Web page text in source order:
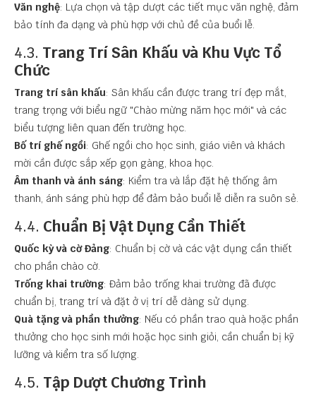
Văn nghệ: Lựa chọn và tập dượt các tiết mục văn nghệ, đảm
bảo tính đa dạng và phù hợp với chủ đề của buổi lễ.
4.3. Trang Trí Sân Khấu và Khu Vực Tổ
Chức
Trang trí sân khấu: Sân khấu cần được trang trí đẹp mắt,
trang trọng với biểu ngữ "Chào mừng năm học mới" và các
biểu tượng liên quan đến trường học.
Bố trí ghế ngồi: Ghế ngồi cho học sinh, giáo viên và khách
mời cần được sắp xếp gọn gàng, khoa học.
Âm thanh và ánh sáng: Kiểm tra và lắp đặt hệ thống âm
thanh, ánh sáng phù hợp để đảm bảo buổi lễ diễn ra suôn sẻ.
4.4. Chuẩn Bị Vật Dụng Cần Thiết
Quốc kỳ và cờ Đảng: Chuẩn bị cờ và các vật dụng cần thiết
cho phần chào cờ.
Trống khai trường: Đảm bảo trống khai trường đã được
chuẩn bị, trang trí và đặt ở vị trí dễ dàng sử dụng.
Quà tặng và phần thưởng: Nếu có phần trao quà hoặc phần
thưởng cho học sinh mới hoặc học sinh giỏi, cần chuẩn bị kỹ
lưỡng và kiểm tra số lượng.
4.5. Tập Dượt Chương Trình